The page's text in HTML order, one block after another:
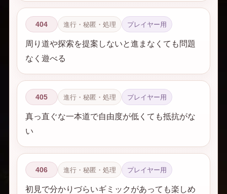
404 進行・秘匿・処理 プレイヤー用
周り道や探索を提案しないと進まなくても問題
なく遊べる
405 進行・秘匿・処理 プレイヤー用
真っ直ぐな一本道で自由度が低くても抵抗がな
い
406 進行・秘匿・処理 プレイヤー用
初見で分かりづらいギミックがあっても楽しめ